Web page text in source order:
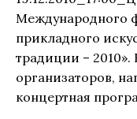
Международного
прикладного
традиции – 2010».
организаторов,
концертная